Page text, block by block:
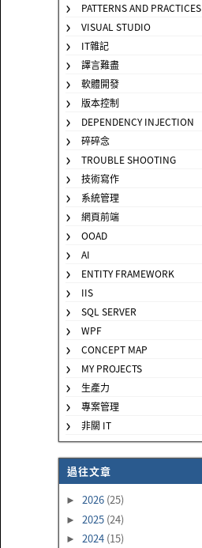
PATTERNS AND PRACTICES
VISUAL STUDIO
IT雜記
譯言難盡
軟體開發
版本控制
DEPENDENCY INJECTION
碎碎念
TROUBLE SHOOTING
技術寫作
系統管理
網頁前端
OOAD
AI
ENTITY FRAMEWORK
IIS
SQL SERVER
WPF
CONCEPT MAP
MY PROJECTS
生產力
專案管理
非關 IT
過往文章
► 2026 (25)
► 2025 (24)
► 2024 (15)